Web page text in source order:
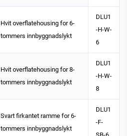
Hvit overflatehousing for 6-
tommers innbyggnadslykt
DLU1
-H-W-
6
Hvit overflatehousing for 8-
tommers innbyggnadslykt
DLU1
-H-W-
8
Svart firkantet ramme for 6-
tommers innbyggnadslykt
DLU1
-F-